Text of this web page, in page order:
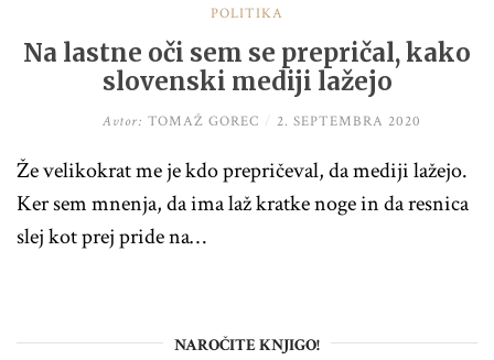
POLITIKA
Na lastne oči sem se prepričal, kako
slovenski mediji lažejo
Avtor: TOMAŽ GOREC / 2. SEPTEMBRA 2020
Že velikokrat me je kdo prepričeval, da mediji lažejo.
Ker sem mnenja, da ima laž kratke noge in da resnica
slej kot prej pride na…
NAROČITE KNJIGO!